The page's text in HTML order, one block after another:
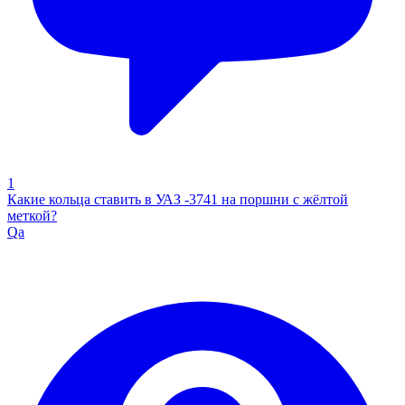
1
Какие кольца ставить в УАЗ -3741 на поршни с жёлтой
меткой?
Qa